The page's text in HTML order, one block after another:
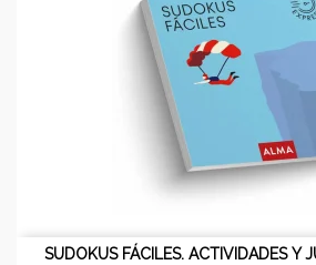
SUDOKUS FÁCILES. ACTIVIDADES Y